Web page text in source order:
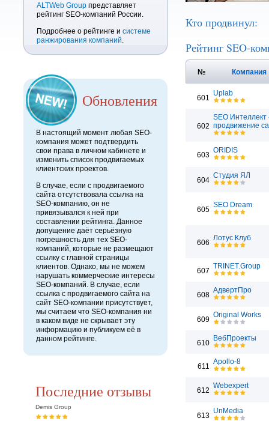
ALTWeb Group представляет
рейтинг SEO-компаний России.
Подробнее о рейтинге и системе
ранжирования компаний.
Обновления
В настоящий момент любая SEO-
компания может подтвердить
свои права в личном кабинете и
изменить список продвигаемых
клиентских проектов.
В случае, если с продвигаемого
сайта отсутствовала ссылка на
SEO-компанию, он не
привязывался к ней при
составлении рейтинга. Данное
допущение даёт серьёзную
погрешность для тех SEO-
компаний, которые не размещают
ссылку с главной страницы
клиентов. Однако, мы не можем
нарушать коммерческие интересы
SEO-компаний. В случае, если
ссылка с продвигаемого сайта на
сайт SEO-компании присутствует,
мы считаем что SEO-компания ни
в каком виде не скрывает эту
информацию и публикуем её в
данном рейтинге.
Последние отзывы
Demis Group
Кто продвинул:
Рейтинг SEO-
№ Компания
601
Uplab
602
SEO Интеллект
продвижение
603
ORIDIS
604
Студия ЯЛ
605
SEO Dream
606
Лотус Клуб
607
TRINET.Group
608
АдвертПро
609
Original Works
610
ВебПроекты
611
Apollo-8
612
Webexpert
613
UnMedia